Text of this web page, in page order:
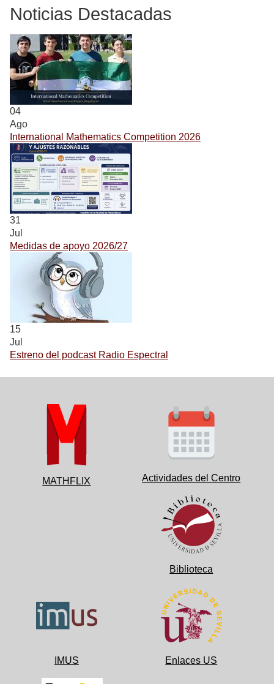
Noticias Destacadas
04
Ago
International Mathematics Competition 2026
31
Jul
Medidas de apoyo 2026/27
15
Jul
Estreno del podcast Radio Espectral
MATHFLIX Actividades del Centro
Biblioteca
IMUS Enlaces US